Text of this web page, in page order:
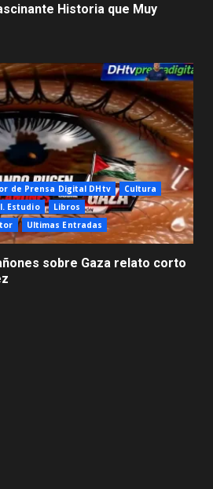
Historia que Muy
de Prensa Digital DHtv
Cultura
Estudio
Libros
Ultimas Entradas
sobre Gaza relato corto